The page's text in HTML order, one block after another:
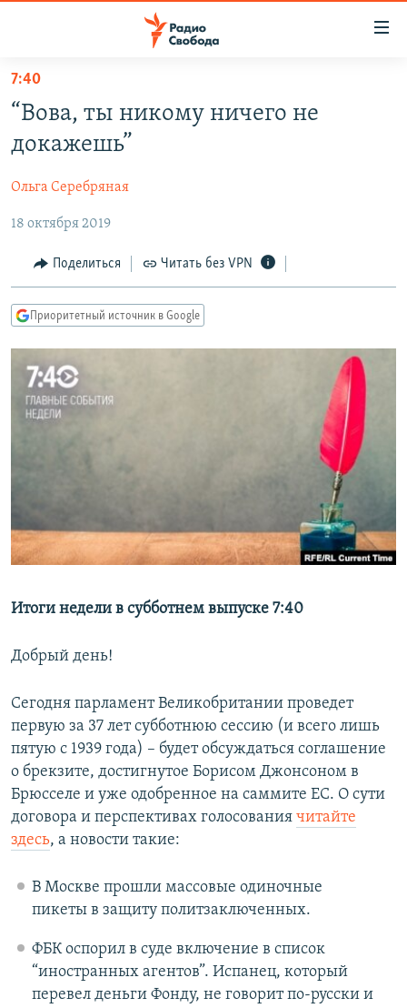
упрощенного
доступа
основному
Вернутся
главной
навигации
Вернутся
поиску
ПРОГРАММЫ
ПОДКАСТЫ
ЦИТАТЫ СВОБОДЫ
МНЕНИЯ
КУЛЬТУРА
IDEL.РЕАЛИИ
КАВКАЗ.РЕАЛИИ
СЕВЕР.РЕАЛИИ
СИБИРЬ.РЕАЛИИ
РАСПИСАНИЕ ВЕЩАНИЯ
7:40
“Вова, ты никому ничего не
докажешь”
Ольга Серебряная
18 октября 2019
Поделиться Читать без VPN
Приоритетный источник в Google
Итоги недели в субботнем выпуске 7:40
Добрый день!
Сегодня парламент Великобритании проведет
первую за 37 лет субботнюю сессию (и всего лишь
пятую с 1939 года) – будет обсуждаться соглашение
о брекзите, достигнутое Борисом Джонсоном в
Брюсселе и уже одобренное на саммите ЕС. О сути
договора и перспективах голосования читайте
здесь, а новости такие:
В Москве прошли массовые одиночные
пикеты в защиту политзаключенных.
ФБК оспорил в суде включение в список
“иностранных агентов”. Испанец, который
перевел деньги Фонду, не говорит по-русски и